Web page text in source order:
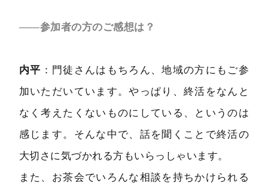
――参加者の方のご感想は？
内平 ：門徒さんはもちろん、地域の方にもご参
加いただいています。やっぱり、終活をなんと
なく考えたくないものにしている、というのは
感じます。そんな中で、話を聞くことで終活の
大切さに気づかれる方もいらっしゃいます。
また、お茶会でいろんな相談を持ちかけられる